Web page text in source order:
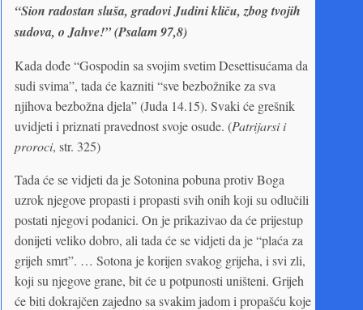
“Sion radostan sluša, gradovi Judini kliču, zbog tvojih
sudova, o Jahve!” (Psalam 97,8)
Kada dođe “Gospodin sa svojim svetim Desettisućama da
sudi svima”, tada će kazniti “sve bezbožnike za sva
njihova bezbožna djela” (Juda 14.15). Svaki će grešnik
uvidjeti i priznati pravednost svoje osude. (Patrijarsi i
proroci, str. 325)
Tada će se vidjeti da je Sotonina pobuna protiv Boga
uzrok njegove propasti i propasti svih onih koji su odlučili
postati njegovi podanici. On je prikazivao da će prijestup
donijeti veliko dobro, ali tada će se vidjeti da je “plaća za
grijeh smrt”. … Sotona je korijen svakog grijeha, i svi zli,
koji su njegove grane, bit će u potpunosti uništeni. Grijeh
će biti dokrajčen zajedno sa svakim jadom i propašću koje